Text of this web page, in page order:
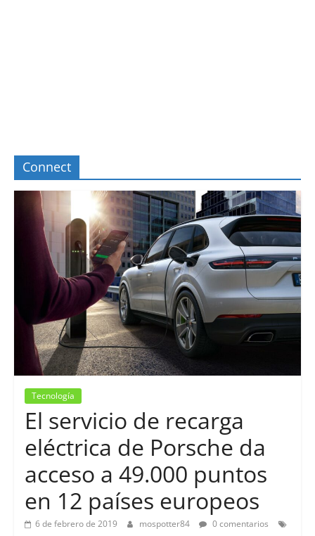
Connect
Tecnología
El servicio de recarga
eléctrica de Porsche da
acceso a 49.000 puntos
en 12 países europeos
6 de febrero de 2019 mospotter84
0 comentarios